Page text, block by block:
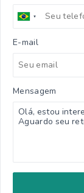
E-mail
Mensagem